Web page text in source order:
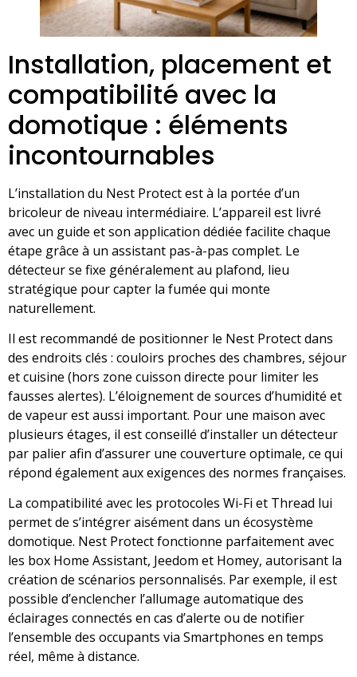
Installation, placement et
compatibilité avec la
domotique : éléments
incontournables
L’installation du Nest Protect est à la portée d’un
bricoleur de niveau intermédiaire. L’appareil est livré
avec un guide et son application dédiée facilite chaque
étape grâce à un assistant pas-à-pas complet. Le
détecteur se fixe généralement au plafond, lieu
stratégique pour capter la fumée qui monte
naturellement.
Il est recommandé de positionner le Nest Protect dans
des endroits clés : couloirs proches des chambres, séjour
et cuisine (hors zone cuisson directe pour limiter les
fausses alertes). L’éloignement de sources d’humidité et
de vapeur est aussi important. Pour une maison avec
plusieurs étages, il est conseillé d’installer un détecteur
par palier afin d’assurer une couverture optimale, ce qui
répond également aux exigences des normes françaises.
La compatibilité avec les protocoles Wi-Fi et Thread lui
permet de s’intégrer aisément dans un écosystème
domotique. Nest Protect fonctionne parfaitement avec
les box Home Assistant, Jeedom et Homey, autorisant la
création de scénarios personnalisés. Par exemple, il est
possible d’enclencher l’allumage automatique des
éclairages connectés en cas d’alerte ou de notifier
l’ensemble des occupants via Smartphones en temps
réel, même à distance.